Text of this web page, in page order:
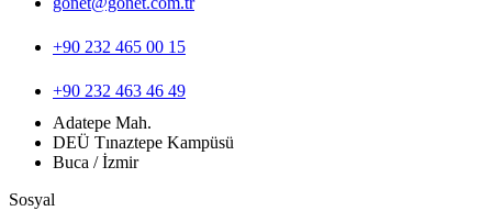
+90 232 465 00 15
+90 232 463 46 49
Adatepe Mah.
DEÜ Tınaztepe Kampüsü
Buca / İzmir
Sosyal